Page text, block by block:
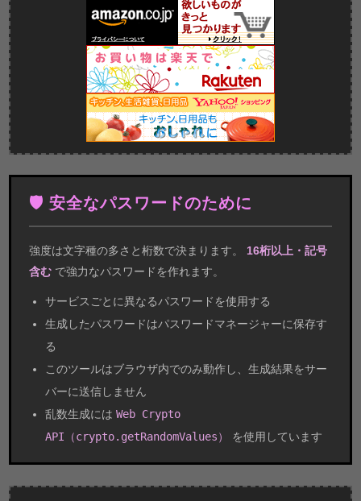
🛡 安全なパスワードのために
強度は文字種の多さと桁数で決まります。 16桁以上・記号
含む で強力なパスワードを作れます。
サービスごとに異なるパスワードを使用する
生成したパスワードはパスワードマネージャーに保存す
る
このツールはブラウザ内でのみ動作し、生成結果をサー
バーに送信しません
乱数生成には Web Crypto
API（crypto.getRandomValues）
を使用しています